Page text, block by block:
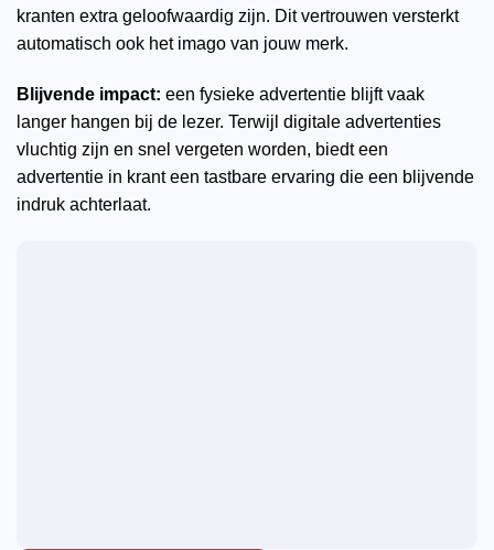
kranten extra geloofwaardig zijn. Dit vertrouwen versterkt
automatisch ook het imago van jouw merk.
Blijvende impact: een fysieke advertentie blijft vaak
langer hangen bij de lezer. Terwijl digitale advertenties
vluchtig zijn en snel vergeten worden, biedt een
advertentie in krant een tastbare ervaring die een blijvende
indruk achterlaat.